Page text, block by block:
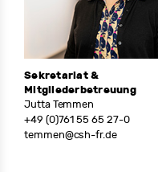
Sekretariat &
Mitgliederbetreuung
Jutta Temmen
+49 (0)761 55 65 27-0
temmen@csh-fr.de